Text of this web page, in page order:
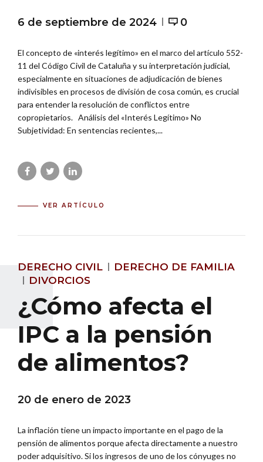
6 de septiembre de 2024 0
El concepto de «interés legítimo» en el marco del artículo 552-
11 del Código Civil de Cataluña y su interpretación judicial,
especialmente en situaciones de adjudicación de bienes
indivisibles en procesos de división de cosa común, es crucial
para entender la resolución de conflictos entre
copropietarios. Análisis del «Interés Legítimo» No
Subjetividad: En sentencias recientes,...
VER ARTÍCULO
DERECHO CIVIL
DERECHO DE FAMILIA
DIVORCIOS
¿Cómo afecta el
IPC a la pensión
de alimentos?
20 de enero de 2023
La inflación tiene un impacto importante en el pago de la
pensión de alimentos porque afecta directamente a nuestro
poder adquisitivo. Si los ingresos de uno de los cónyuges no